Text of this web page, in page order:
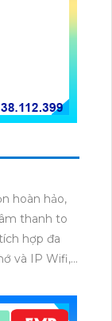
hoàn hảo,
thanh to
hợp đa
và IP Wifi,...
với giá rẻ.